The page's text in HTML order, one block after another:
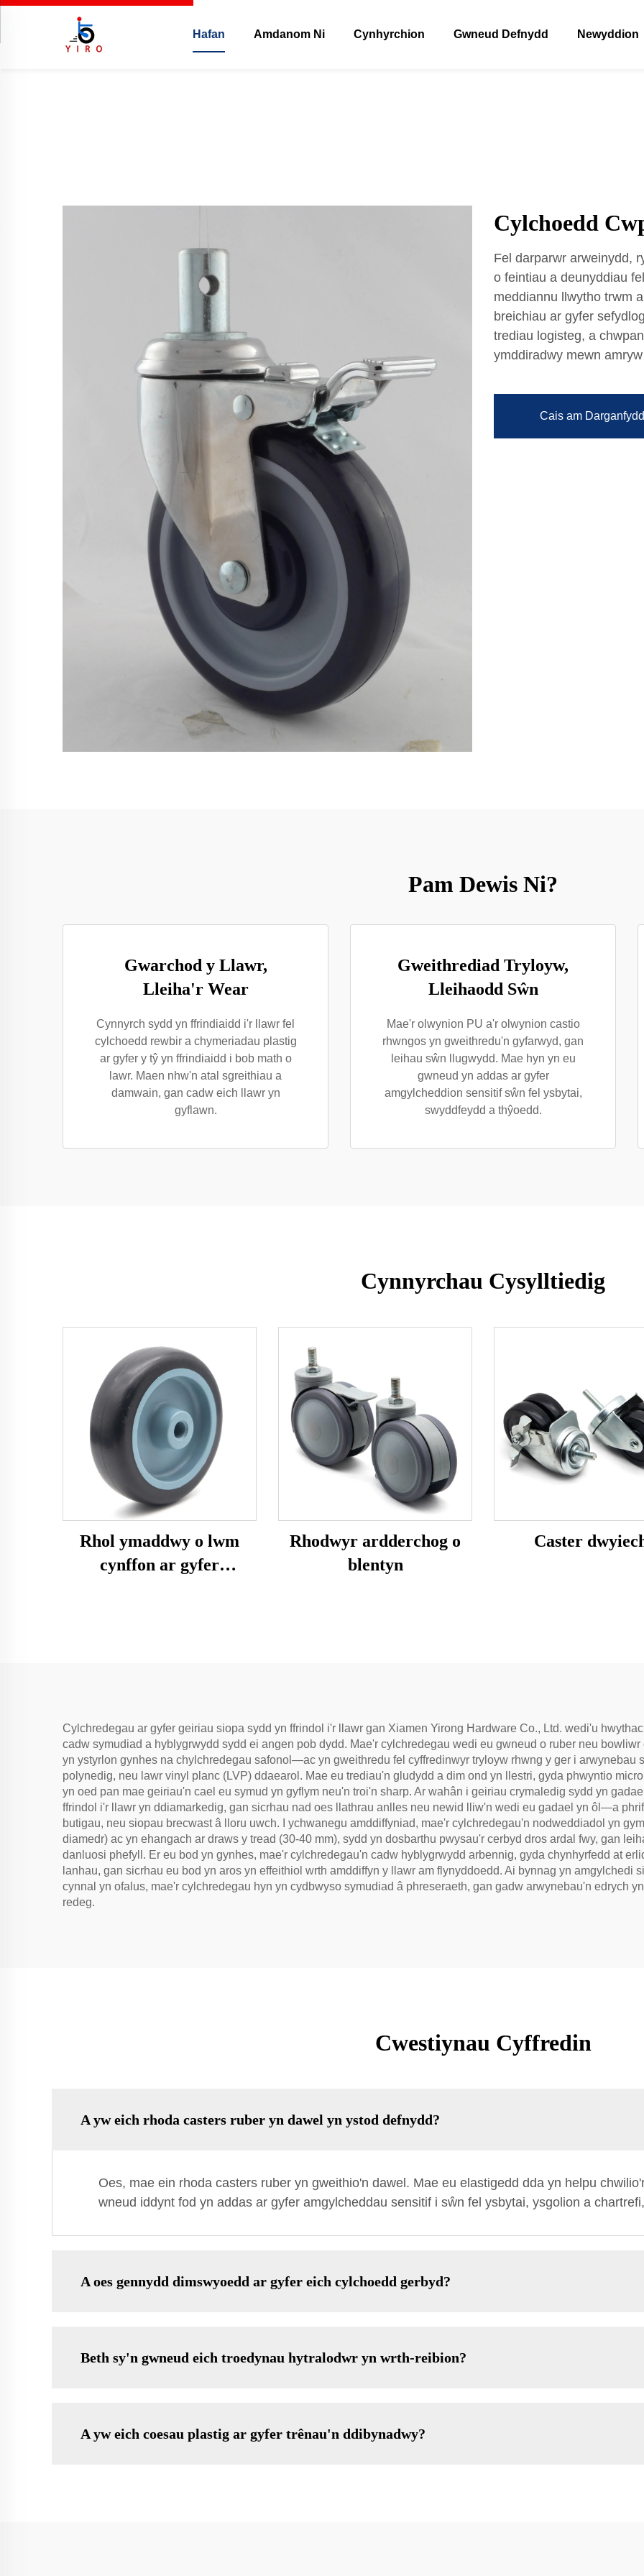
Hafan Amdanom Ni Cynhyrchion Gwneud Defnydd Newyddion
Cylchoedd
Fel darparwr arweinydd,
o feintiau a deunyddiau
meddiannu llwytho trwm
breichiau ar gyfer
trediau logisteg, a
ymddiradwy mewn
Cais am
Pam Dewis Ni?
Gwarchod y Llawr,
Lleiha'r Wear
Cynnyrch sydd yn ffrindiaidd i'r llawr fel
cylchoedd rewbir a chymeriadau plastig
ar gyfer y tŷ yn ffrindiaidd i bob math o
lawr. Maen nhw'n atal sgreithiau a
damwain, gan cadw eich llawr yn
gyflawn.
Gweithrediad Tryloyw,
Lleihaodd Sŵn
Mae'r olwynion PU a'r olwynion castio
rhwngos yn gweithredu'n gyfarwyd, gan
leihau sŵn llugwydd. Mae hyn yn eu
gwneud yn addas ar gyfer
amgylcheddion sensitif sŵn fel ysbytai,
swyddfeydd a thŷoedd.
Cynnyrchau Cysylltiedig
Rhol ymaddwy o lwm
cynffon ar gyfer
Rhodwyr ardderchog o
blentyn
Caster
Cylchredegau ar gyfer geiriau siopa sydd yn ffrindol i'r llawr gan Xiamen Yirong Hardware Co., Ltd. wedi'u
cadw symudiad a hyblygrwydd sydd ei angen pob dydd. Mae'r cylchredegau wedi eu gwneud o ruber neu
yn ystyrlon gynhes na chylchredegau safonol—ac yn gweithredu fel cyffredinwyr tryloyw rhwng y ger i arwynebau
polynedig, neu lawr vinyl planc (LVP) ddaearol. Mae eu trediau'n gludydd a dim ond yn llestri, gyda phwyntio
yn oed pan mae geiriau'n cael eu symud yn gyflym neu'n troi'n sharp. Ar wahân i geiriau crymaledig sydd yn
ffrindol i'r llawr yn ddiamarkedig, gan sicrhau nad oes llathrau anlles neu newid lliw'n wedi eu gadael yn ôl—a
butigau, neu siopau brecwast â lloru uwch. I ychwanegu amddiffyniad, mae'r cylchredegau'n nodweddiadol yn
diamedr) ac yn ehangach ar draws y tread (30-40 mm), sydd yn dosbarthu pwysau'r cerbyd dros ardal fwy, gan
danluosi phefyll. Er eu bod yn gynhes, mae'r cylchredegau'n cadw hyblygrwydd arbennig, gyda chynhyrfedd at
lanhau, gan sicrhau eu bod yn aros yn effeithiol wrth amddiffyn y llawr am flynyddoedd. Ai bynnag yn amgylchedi
cynnal yn ofalus, mae'r cylchredegau hyn yn cydbwyso symudiad â phreseraeth, gan gadw arwynebau'n edrych
redeg.
Cwestiynau Cyffredin
A yw eich rhoda casters ruber yn dawel yn ystod defnydd?
Oes, mae ein rhoda casters ruber yn gweithio'n dawel. Mae eu elastigedd dda yn helpu
wneud iddynt fod yn addas ar gyfer amgylcheddau sensitif i sŵn fel ysbytai, ysgolion a
A oes gennydd dimswyoedd ar gyfer eich cylchoedd gerbyd?
Beth sy'n gwneud eich troedynau hytralodwr yn wrth-reibion?
A yw eich coesau plastig ar gyfer trênau'n ddibynadwy?